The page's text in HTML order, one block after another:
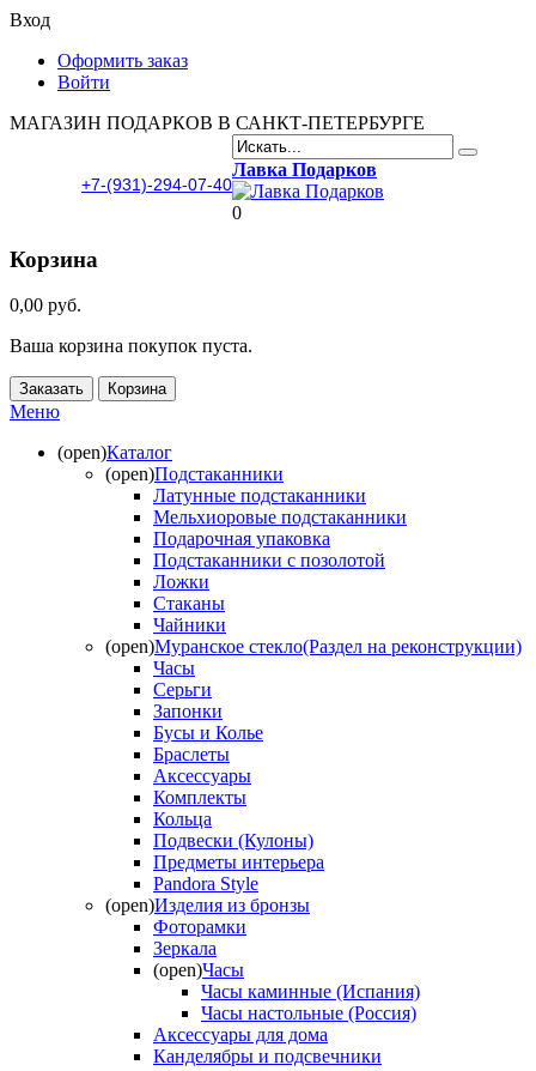
Вход
Оформить заказ
Войти
МАГАЗИН ПОДАРКОВ В САНКТ-ПЕТЕРБУРГЕ
+7-(931)-294-07-40
Лавка Подарков
0
Корзина
0,00 руб.
Ваша корзина покупок пуста.
Заказать Корзина
Меню
(open)Каталог
(open)Подстаканники
Латунные подстаканники
Мельхиоровые подстаканники
Подарочная упаковка
Подстаканники с позолотой
Ложки
Стаканы
Чайники
(open)Муранское стекло(Раздел на реконструкции)
Часы
Серьги
Запонки
Бусы и Колье
Браслеты
Аксессуары
Комплекты
Кольца
Подвески (Кулоны)
Предметы интерьера
Pandora Style
(open)Изделия из бронзы
Фоторамки
Зеркала
(open)Часы
Часы каминные (Испания)
Часы настольные (Россия)
Аксессуары для дома
Канделябры и подсвечники